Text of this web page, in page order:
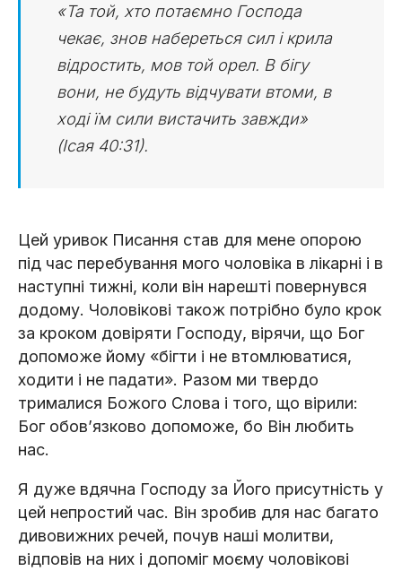
«Та той, хто потаємно Господа
чекає, знов набереться сил і крила
відростить, мов той орел. В бігу
вони, не будуть відчувати втоми, в
ході їм сили вистачить завжди»
(Ісая 40:31).
Цей уривок Писання став для мене опорою
під час перебування мого чоловіка в лікарні і в
наступні тижні, коли він нарешті повернувся
додому. Чоловікові також потрібно було крок
за кроком довіряти Господу, вірячи, що Бог
допоможе йому «бігти і не втомлюватися,
ходити і не падати». Разом ми твердо
трималися Божого Слова і того, що вірили:
Бог обов’язково допоможе, бо Він любить
нас.
Я дуже вдячна Господу за Його присутність у
цей непростий час. Він зробив для нас багато
дивовижних речей, почув наші молитви,
відповів на них і допоміг моєму чоловікові